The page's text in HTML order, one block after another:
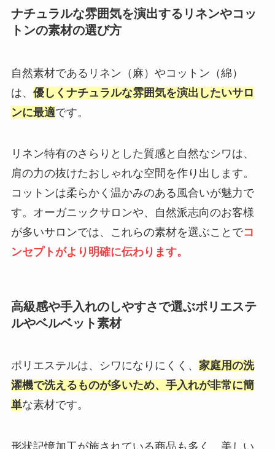
ナチュラルな雰囲気を演出するリネンやコッ
トンの素材の選び方
自然素材であるリネン（麻）やコットン（綿）
は、 優しくナチュラルな雰囲気を演出したいサロ
ンに最適です。
リネン特有のさらりとした質感と自然なシワは、
肩の力の抜けたおしゃれな空間を作り出します。
コットンは柔らかく温かみのある風合いが魅力で
す。オーガニックサロンや、自然派志向のお客様
が多いサロンでは、これらの素材を選ぶことでコ
ンセプトがより明確に伝わります。
高級感や手入れのしやすさで選ぶポリエステ
ルやベルベット素材
ポリエステルは、シワになりにくく、 家庭用の洗
濯機で洗えるものが多いため、手入れが非常に簡
単な素材です。
形状記憶加工が施されている商品も多く、美しい